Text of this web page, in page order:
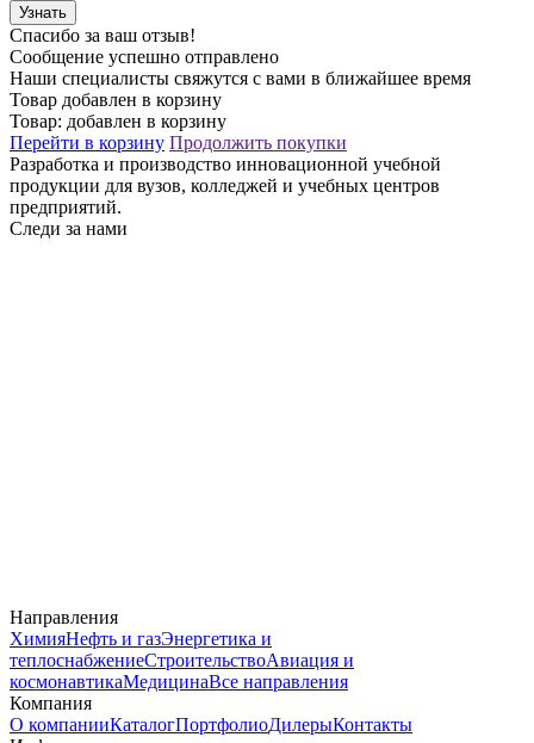
Узнать
Спасибо за ваш отзыв!
Сообщение успешно отправлено
Наши специалисты свяжутся с вами в ближайшее время
Товар добавлен в корзину
Товар: добавлен в корзину
Перейти в корзину Продолжить покупки
Разработка и производство инновационной учебной
продукции для вузов, колледжей и учебных центров
предприятий.
Следи за нами
Направления
ХимияНефть и газЭнергетика и
теплоснабжениеСтроительствоАвиация и
космонавтикаМедицинаВсе направления
Компания
О компанииКаталогПортфолиоДилерыКонтакты